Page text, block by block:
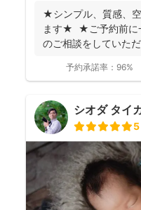
★シンプル、質感、
ます★ ★ご予約前に
のご相談をしていた
予約承諾率： 96%
シオダ タイ
5